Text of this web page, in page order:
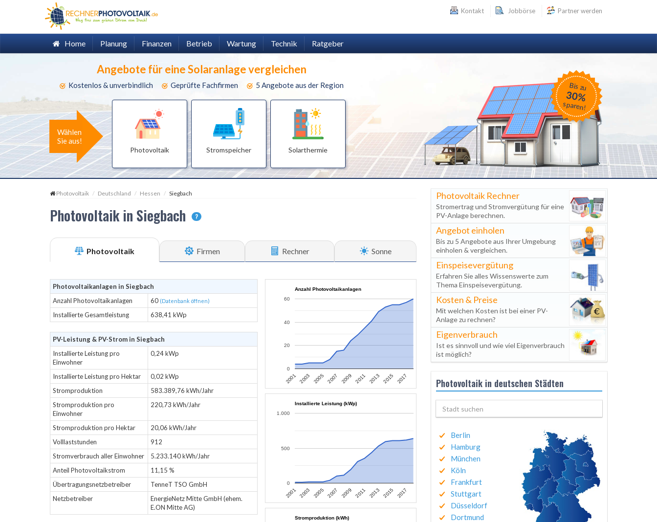
Kontakt Jobbörse Partner werden
Home Planung Finanzen Betrieb Wartung Technik Ratgeber
Angebote für eine Solaranlage vergleichen
Kostenlos & unverbindlich Geprüfte Fachfirmen 5 Angebote aus der Region
Wählen
Sie aus!
Photovoltaik Stromspeicher Solarthermie
Bis zu
30%
sparen!
Photovoltaik Deutschland Hessen Siegbach
Photovoltaik in Siegbach ?
Photovoltaik Firmen Rechner Sonne
Photovoltaikanlagen in Siegbach
Anzahl Photovoltaikanlagen
60 (Datenbank öffnen)
Installierte Gesamtleistung 638,41 kWp
PV-Leistung & PV-Strom in Siegbach
Installierte Leistung pro
Einwohner
0,24 kWp
Installierte Leistung pro Hektar
0,02 kWp
Stromproduktion
583.389,76 kWh/Jahr
Stromproduktion pro
Einwohner
220,73 kWh/Jahr
Stromproduktion pro Hektar
20,06 kWh/Jahr
Volllaststunden
912
Stromverbrauch aller Einwohner
5.233.140 kWh/Jahr
Anteil Photovoltaikstrom
11,15 %
Übertragungsnetzbetreiber
TenneT TSO GmbH
Netzbetreiber
EnergieNetz Mitte GmbH (ehem.
E.ON Mitte AG)
Anzahl Photovoltaikanlagen
2001 2003 2005 2007 2009 2011 2013 2015 2017
0
20
40
60
Installierte Leistung (kWp)
2001 2003 2005 2007 2009 2011 2013 2015 2017
0
500
1.000
Stromproduktion (kWh)
Photovoltaik Rechner
Stromertrag und Stromvergütung für eine
PV-Anlage berechnen.
Angebot einholen
Bis zu 5 Angebote aus Ihrer Umgebung
einholen & vergleichen.
Einspeisevergütung
Erfahren Sie alles Wissenswerte zum
Thema Einspeisevergütung.
Kosten & Preise
Mit welchen Kosten ist bei einer PV-
Anlage zu rechnen?
Eigenverbrauch
Ist es sinnvoll und wie viel Eigenverbrauch
ist möglich?
Photovoltaik in deutschen Städten
Berlin
Hamburg
München
Köln
Frankfurt
Stuttgart
Düsseldorf
Dortmund